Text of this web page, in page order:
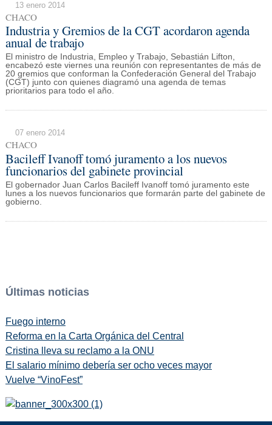
13 enero 2014
CHACO
Industria y Gremios de la CGT acordaron agenda
anual de trabajo
El ministro de Industria, Empleo y Trabajo, Sebastián Lifton,
encabezó este viernes una reunión con representantes de más de
20 gremios que conforman la Confederación General del Trabajo
(CGT) junto con quienes diagramó una agenda de temas
prioritarios para todo el año.
07 enero 2014
CHACO
Bacileff Ivanoff tomó juramento a los nuevos
funcionarios del gabinete provincial
El gobernador Juan Carlos Bacileff Ivanoff tomó juramento este
lunes a los nuevos funcionarios que formarán parte del gabinete de
gobierno.
Últimas noticias
Fuego interno
Reforma en la Carta Orgánica del Central
Cristina lleva su reclamo a la ONU
El salario mínimo debería ser ocho veces mayor
Vuelve “VinoFest”